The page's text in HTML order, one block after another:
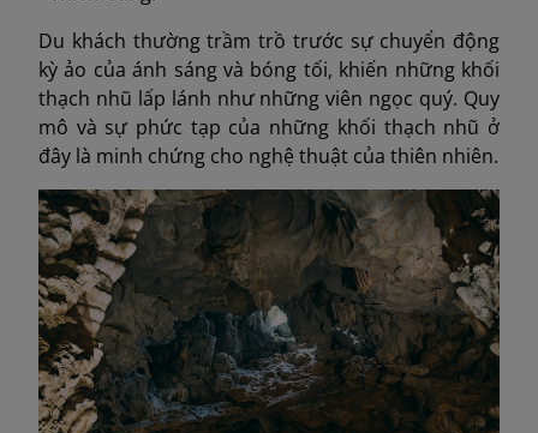
Du khách thường trầm trồ trước sự chuyển động
kỳ ảo của ánh sáng và bóng tối, khiến những khối
thạch nhũ lấp lánh như những viên ngọc quý. Quy
mô và sự phức tạp của những khối thạch nhũ ở
đây là minh chứng cho nghệ thuật của thiên nhiên.